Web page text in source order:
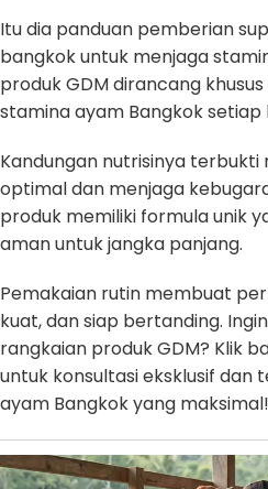
Itu dia panduan pemberian
bangkok untuk menjaga
produk GDM dirancang
stamina ayam Bangkok setiap
Kandungan nutrisinya
optimal dan menjaga
produk memiliki formula unik
aman untuk jangka panjang.
Pemakaian rutin membuat
kuat, dan siap bertanding.
rangkaian produk GDM? Klik
untuk konsultasi eksklusif dan
ayam Bangkok yang maksimal!